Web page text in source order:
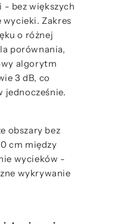
bez większych
Zakres
o różnej
porównania,
algorytm
3 dB, co
jednocześnie.
obszary bez
cm między
wycieków -
wykrywanie